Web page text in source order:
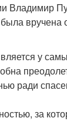
Владимир
вручена
у
ради
за